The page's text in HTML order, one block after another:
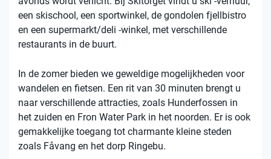
een skischool, een sportwinkel, de gondolen fjellbistro
en een supermarkt/deli -winkel, met verschillende
restaurants in de buurt.
In de zomer bieden we geweldige mogelijkheden voor
wandelen en fietsen. Een rit van 30 minuten brengt u
naar verschillende attracties, zoals Hunderfossen in
het zuiden en Fron Water Park in het noorden. Er is ook
gemakkelijke toegang tot charmante kleine steden
zoals Fåvang en het dorp Ringebu.